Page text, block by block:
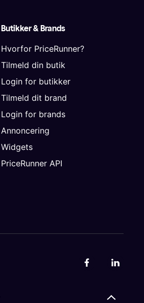
Butikker & Brands
Hvorfor PriceRunner?
Tilmeld din butik
Login for butikker
Tilmeld dit brand
Login for brands
Annoncering
Widgets
PriceRunner API